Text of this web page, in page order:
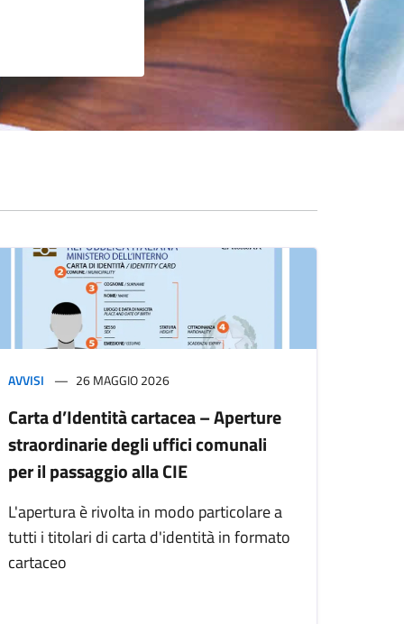
AVVISI 26 MAGGIO 2026
Carta d’Identità cartacea – Aperture
straordinarie degli uffici comunali
per il passaggio alla CIE
L'apertura è rivolta in modo particolare a
tutti i titolari di carta d'identità in formato
cartaceo